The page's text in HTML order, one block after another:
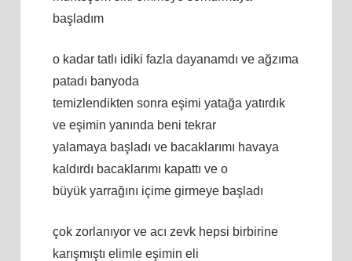
başladım
o kadar tatlı idiki fazla dayanamdı ve ağzıma
patadı banyoda
temizlendikten sonra eşimi yatağa yatırdık
ve eşimin yanında beni tekrar
yalamaya başladı ve bacaklarımı havaya
kaldırdı bacaklarımı kapattı ve o
büyük yarrağını içime girmeye başladı
çok zorlanıyor ve acı zevk hepsi birbirine
karışmıştı elimle eşimin eli